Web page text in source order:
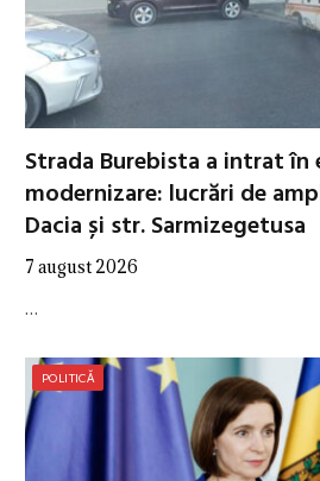
Strada Burebista a intrat în
modernizare: lucrări de
Dacia și str. Sarmizegetusa
7 august 2026
…
POLITICĂ